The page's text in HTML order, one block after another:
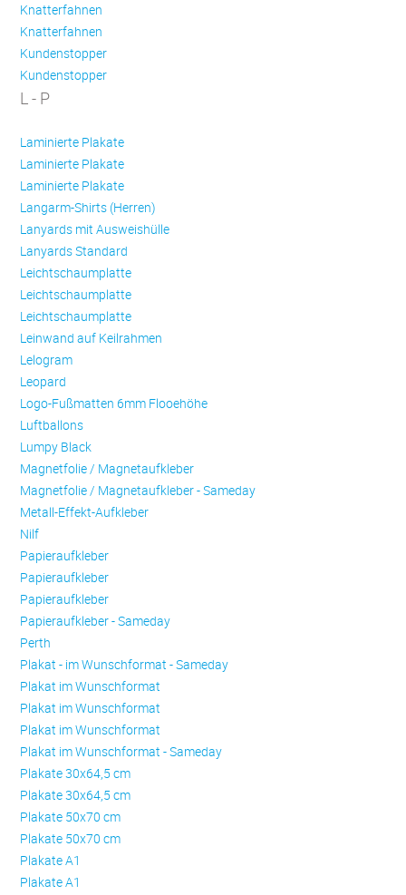
Knatterfahnen
Knatterfahnen
Kundenstopper
Kundenstopper
L - P
Laminierte Plakate
Laminierte Plakate
Laminierte Plakate
Langarm-Shirts (Herren)
Lanyards mit Ausweishülle
Lanyards Standard
Leichtschaumplatte
Leichtschaumplatte
Leichtschaumplatte
Leinwand auf Keilrahmen
Lelogram
Leopard
Logo-Fußmatten 6mm Flooehöhe
Luftballons
Lumpy Black
Magnetfolie / Magnetaufkleber
Magnetfolie / Magnetaufkleber - Sameday
Metall-Effekt-Aufkleber
Nilf
Papieraufkleber
Papieraufkleber
Papieraufkleber
Papieraufkleber - Sameday
Perth
Plakat - im Wunschformat - Sameday
Plakat im Wunschformat
Plakat im Wunschformat
Plakat im Wunschformat
Plakat im Wunschformat - Sameday
Plakate 30x64,5 cm
Plakate 30x64,5 cm
Plakate 50x70 cm
Plakate 50x70 cm
Plakate A1
Plakate A1